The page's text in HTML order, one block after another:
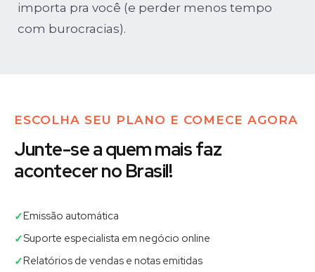
importa pra você (e perder menos tempo
com burocracias).
ESCOLHA SEU PLANO E COMECE AGORA
Junte-se a quem mais faz
acontecer no Brasil!
✓Emissão automática
✓Suporte especialista em negócio online
✓Relatórios de vendas e notas emitidas